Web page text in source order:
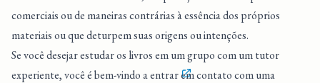
comerciais ou de maneiras contrárias à essência dos próprios
materiais ou que deturpem suas origens ou intenções.
Se você desejar estudar os livros em um grupo com um tutor
experiente, você é bem-vindo a entrarem contato com uma